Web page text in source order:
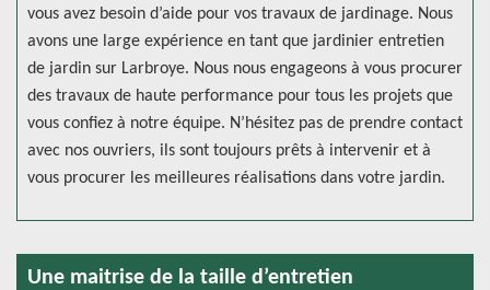
vous avez besoin d’aide pour vos travaux de jardinage. Nous
avons une large expérience en tant que jardinier entretien
de jardin sur Larbroye. Nous nous engageons à vous procurer
des travaux de haute performance pour tous les projets que
vous confiez à notre équipe. N’hésitez pas de prendre contact
avec nos ouvriers, ils sont toujours prêts à intervenir et à
vous procurer les meilleures réalisations dans votre jardin.
Une maitrise de la taille d’entretien